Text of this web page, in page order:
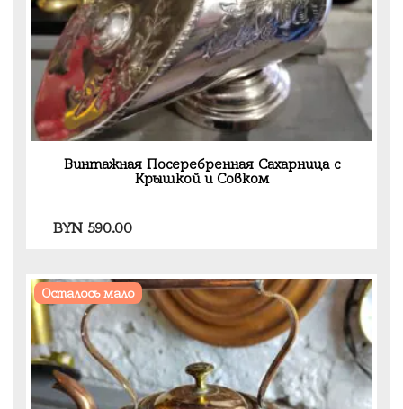
Винтажная Посеребренная Сахарница с
Крышкой и Совком
BYN590.00
Осталось мало